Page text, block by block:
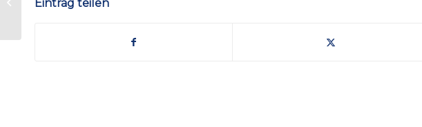
Eintrag teilen